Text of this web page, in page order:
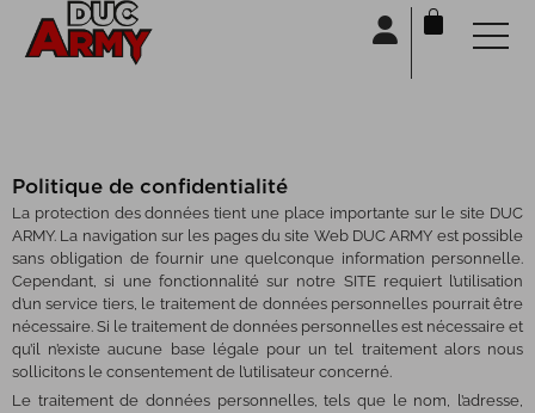
Politique de confidentialité
La protection des données tient une place importante sur le site DUC
ARMY. La navigation sur les pages du site Web DUC ARMY est possible
sans obligation de fournir une quelconque information personnelle.
Cependant, si une fonctionnalité sur notre SITE requiert l’utilisation
d’un service tiers, le traitement de données personnelles pourrait être
nécessaire. Si le traitement de données personnelles est nécessaire et
qu’il n’existe aucune base légale pour un tel traitement alors nous
sollicitons le consentement de l’utilisateur concerné.
Le traitement de données personnelles, tels que le nom, l’adresse,
Panneau de gestion des cookies